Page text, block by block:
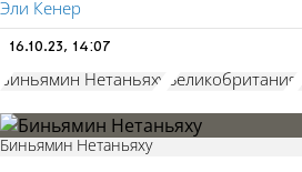
Эли Кенер
16.10.23, 14:07
Биньямин Нетаньяху Великобритания
Биньямин Нетаньяху